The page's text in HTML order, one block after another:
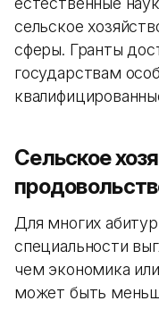
сельское
сферы. Гранты
государствам
Сельское
Для многих
специальности
чем экономика
может быть